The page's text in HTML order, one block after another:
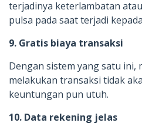
terjadinya keterlambatan
pulsa pada saat terjadi
9. Gratis biaya transaksi
Dengan sistem yang satu ini,
melakukan transaksi tidak
keuntungan pun utuh.
10. Data rekening jelas